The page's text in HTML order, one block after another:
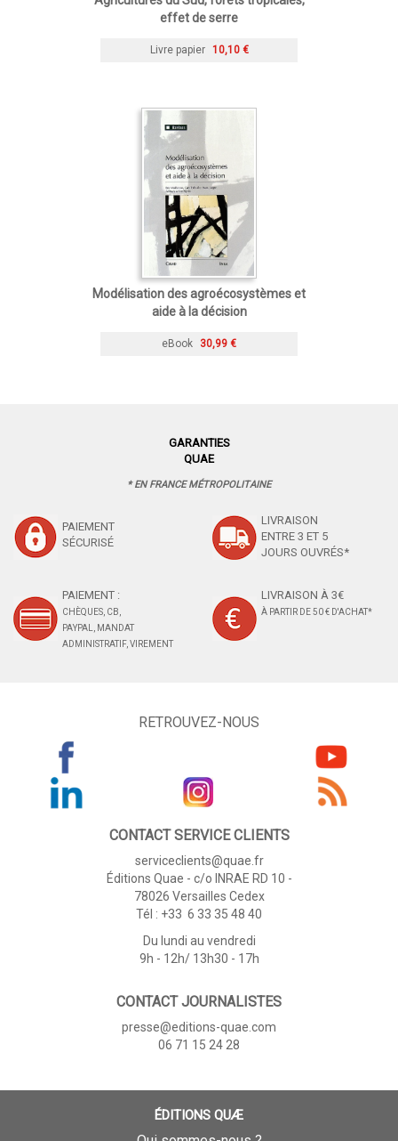
effet de serre
Livre papier 10,10 €
Modélisation des agroécosystèmes et
aide à la décision
eBook 30,99 €
GARANTIES
QUAE
* EN FRANCE MÉTROPOLITAINE
PAIEMENT
SÉCURISÉ
LIVRAISON
ENTRE 3 ET 5
JOURS OUVRÉS*
PAIEMENT :
CHÈQUES, CB,
PAYPAL, MANDAT
ADMINISTRATIF, VIREMENT
LIVRAISON À 3€
À PARTIR DE 50 € D'ACHAT*
RETROUVEZ-NOUS
CONTACT SERVICE CLIENTS
serviceclients@quae.fr
Éditions Quae - c/o INRAE RD 10 -
78026 Versailles Cedex
Tél : +33 6 33 35 48 40
Du lundi au vendredi
9h - 12h/ 13h30 - 17h
CONTACT JOURNALISTES
presse@editions-quae.com
06 71 15 24 28
ÉDITIONS QUÆ